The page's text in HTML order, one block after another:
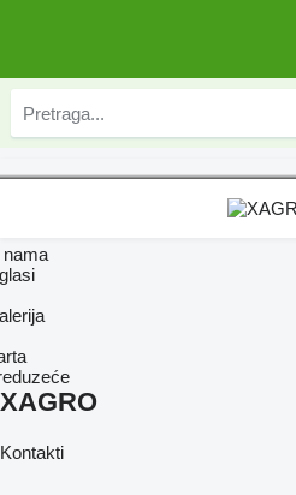
XAGRO
Kontakti